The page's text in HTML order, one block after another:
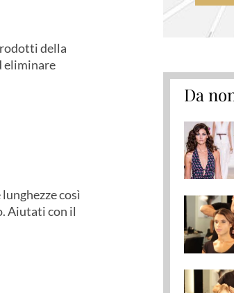
della
eliminare
così
Aiutati con il
Da